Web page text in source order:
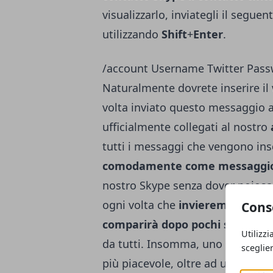
visualizzarlo, inviategli il
utilizzando Shift+Enter.
/account Username Twitter
Naturalmente dovrete inserire il
volta inviato questo messaggio
ufficialmente collegati al nostro
tutti i messaggi che vengono
comodamente come
nostro Skype senza dover
ogni volta che invieremo un
comparirà dopo pochi secondi
da tutti. Insomma, uno sfizio in
più piacevole, oltre ad un'ottima